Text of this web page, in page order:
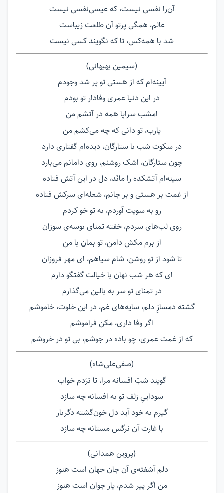
آن‌را نفسی نیست، که عیسی‌نفسی نیست
عالم، همگی پرتو آن طلعت زیباست
شد با همه‌کس، تا که نگویند کسی نیست
(سیمین بهبهانی)
آیینه‌ام که از هستی تو پر شد وجودم
در این دنیا عمری وفادار تو بودم
امشب سراپا همه در آتشم من
یارب، تو دانی که چه می‌کشم من
در سکوت شب با ستارگان، دیده‌ام گفتاری دارد
چون ستارگان، اشک روشنم، روی دامانم می‌بارد
سینه‌ام آتشکده را مانَد، دل در این آتش فتاده
از غمت بر هستی و بر جانم، شعله‌ای سرکش فتاده
رو به سویت آوردم، به تو خو کردم
روی لب‌های سردم، خفته تمنای بوسه‌ی سوزان
از برم مکش دامن، تو بمان با من
تا شود از تو روشن، شام سیاهم، ای مهر فروزان
ای که هر شب نهان با خیالت گفتگو دارم
در تمنای تو سر به بالین می‌گذارم
گشته دمسازِ دلم، سایه‌های غم، در این خلوت، خاموشم
اگر وفا داری، مکن فراموشم
که از غمت عمری، چو باده در جوشم، بی تو در خروشم
(صفی‌علی‌شاه)
گویند شبْ افسانه مرا، تا بَرَدم خواب
سوداییِ زلف تو به افسانه چه سازد
گیرم به خود آید دل خون‌گشته دگربار
با غارت آن نرگس مستانه چه سازد
(پروین همدانی)
دلم آشفته‌ی آن جان جهان است هنوز
من اگر پیر شدم، یار جوان است هنوز